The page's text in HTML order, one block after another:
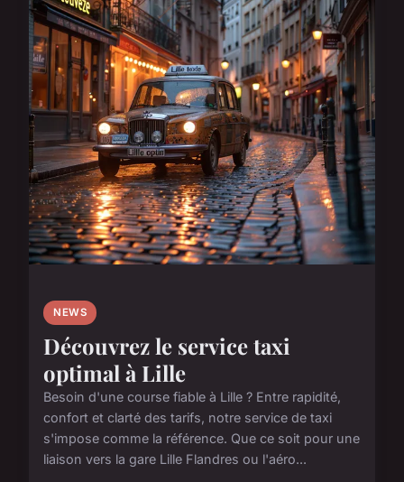
NEWS
Découvrez le service taxi
optimal à Lille
Besoin d'une course fiable à Lille ? Entre rapidité,
confort et clarté des tarifs, notre service de taxi
s'impose comme la référence. Que ce soit pour une
liaison vers la gare Lille Flandres ou l'aéro...